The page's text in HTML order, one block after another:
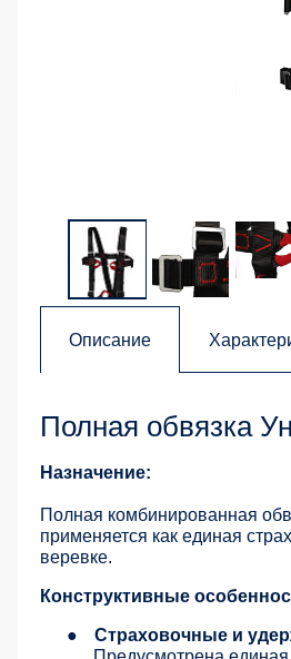
Описание
Полная обвязка
Назначение:
Полная комбинированная
применяется как единая
веревке.
Конструктивные
●
Страховочные и